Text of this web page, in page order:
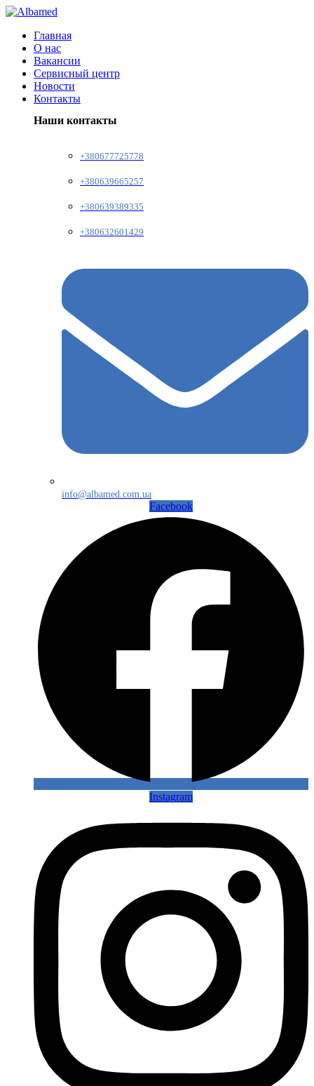
Главная
О нас
Вакансии
Сервисный центр
Новости
Контакты
Наши контакты
+380677725778
+380639665257
+380639389335
+380632601429
info@albamed.com.ua
Facebook
Instagram